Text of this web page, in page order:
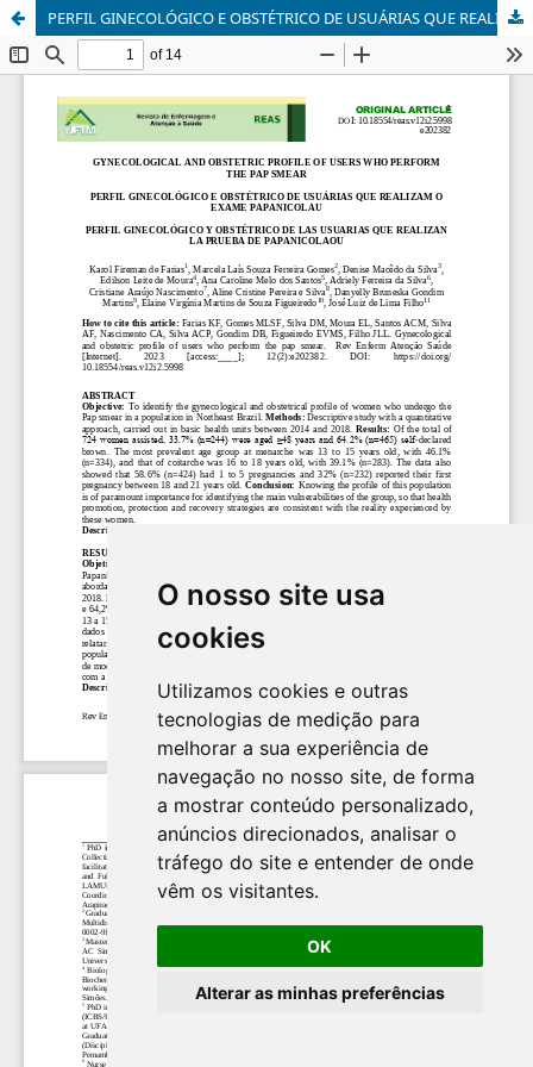
O nosso site usa
cookies
Utilizamos cookies e outras
tecnologias de medição para
melhorar a sua experiência de
navegação no nosso site, de forma
a mostrar conteúdo personalizado,
anúncios direcionados, analisar o
tráfego do site e entender de onde
vêm os visitantes.
OK
Alterar as minhas preferências
PERFIL GINECOLÓGICO E OBSTÉTRICO DE USUÁRIAS QUE REALIZAM O EXAME PAPANICOLAU